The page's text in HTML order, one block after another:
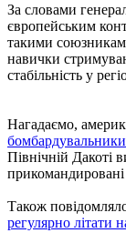
За словами
європейським
такими
навички
стабільність у
Нагадаємо,
Північній Дакоті
Також
регулярно літати